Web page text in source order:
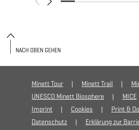
Minett Tour Minett Trail
UNESCO Minett Biosphere
MICE
Imprint
Cookies
Print &
Datenschutz
Erklärung zur
NACH OBEN GEHEN